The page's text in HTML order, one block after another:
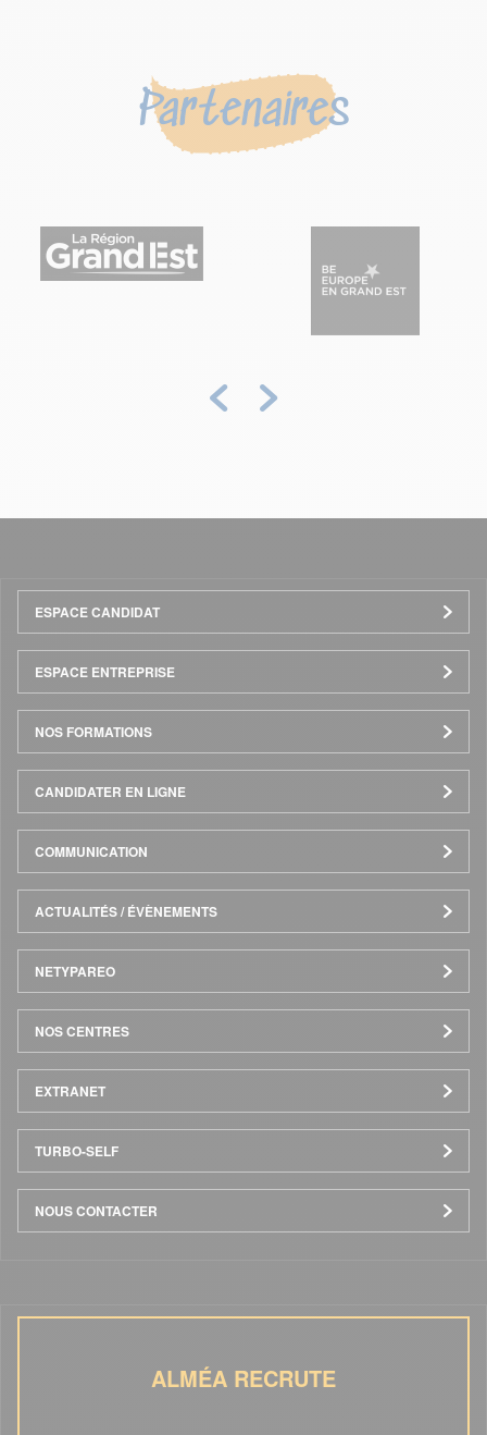
Partenaires
Précédent
Menu
Pied
de
page
ESPACE CANDIDAT
ESPACE ENTREPRISE
NOS FORMATIONS
CANDIDATER EN LIGNE
COMMUNICATION
ACTUALITÉS / ÉVÈNEMENTS
NETYPAREO
NOS CENTRES
EXTRANET
TURBO-SELF
NOUS CONTACTER
ALMÉA RECRUTE